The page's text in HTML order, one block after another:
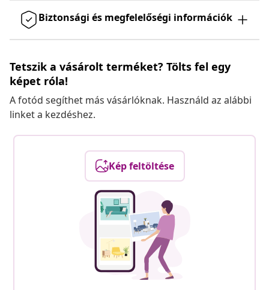
Biztonsági és megfelelőségi információk
Tetszik a vásárolt terméket? Tölts fel egy
képet róla!
A fotód segíthet más vásárlóknak. Használd az alábbi
linket a kezdéshez.
Kép feltöltése